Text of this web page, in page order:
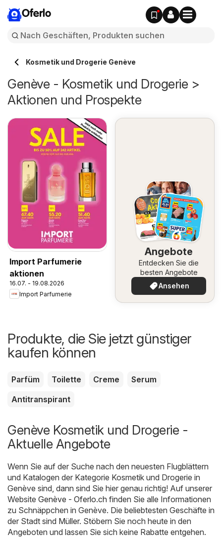
Oferlo
Kosmetik und Drogerie Genève
Genève - Kosmetik und Drogerie >
Aktionen und Prospekte
Import Parfumerie
aktionen
16.07. - 19.08.2026
Import Parfumerie
Angebote
Entdecken Sie die
besten Angebote
Ansehen
Produkte, die Sie jetzt günstiger
kaufen können
Parfüm Toilette Creme
Serum
Antitranspirant
Genève Kosmetik und Drogerie -
Aktuelle Angebote
Wenn Sie auf der Suche nach den neuesten Flugblättern
und Katalogen der Kategorie Kosmetik und Drogerie in
Genève sind, dann sind Sie hier genau richtig! Auf unserer
Website Genève - Oferlo.ch finden Sie alle Informationen
zu Schnäppchen in Genève. Die beliebtesten Geschäfte in
der Stadt sind Müller. Stöbern Sie noch heute in den
Angeboten und lassen Sie sich keine Rabatte entgehen.